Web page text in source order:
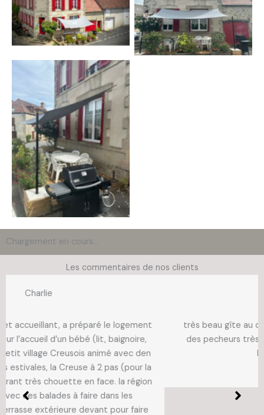
Chargement en cours…
Les commentaires de nos clients
très beau gîte au centre d’un village. Proximité du bar
des pecheurs très sympathique. super ballade sur le
bord de la rivière